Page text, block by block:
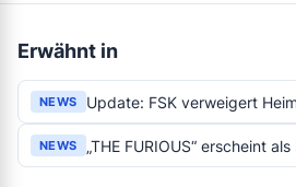
Erwähnt in
NEWS
NEWS